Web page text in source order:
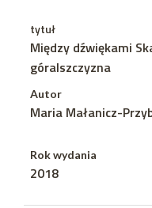
tytuł
Między dźwiękami
góralszczyzna
Autor
Maria Małanicz-
Rok wydania
2018